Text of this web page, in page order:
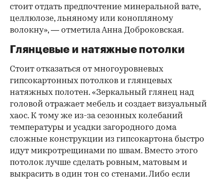
стоит отдать предпочтение минеральной вате,
целлюлозе, льняному или конопляному
волокну», — отметила Анна Доброковская.
Глянцевые и натяжные потолки
Стоит отказаться от многоуровневых
гипсокартонных потолков и глянцевых
натяжных полотен. «Зеркальный глянец над
головой отражает мебель и создает визуальный
хаос. К тому же из-за сезонных колебаний
температуры и усадки загородного дома
сложные конструкции из гипсокартона быстро
идут микротрещинами по швам. Вместо этого
потолок лучше сделать ровным, матовым и
выкрасить в один тон со стенами. Либо если